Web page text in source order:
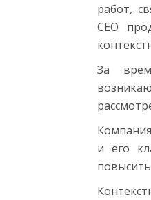
работ,
CEO
За
и его